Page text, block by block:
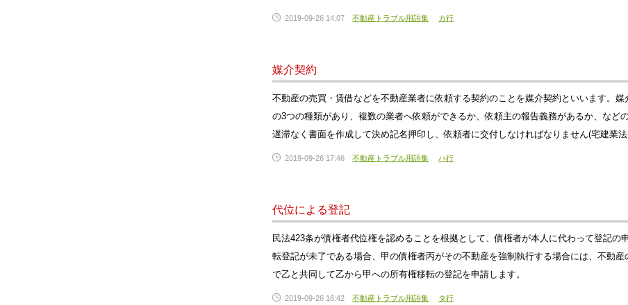
2019-09-26 14:07 不動産トラブル用語集 カ行
媒介契約
不動産の売買・賃借などを不動産業者に依頼する契約のことを媒介契約といいます。
の3つの種類があり、複数の業者へ依頼ができるか、依頼主の報告義務があるか、など
遅滞なく書面を作成して決め記名押印し、依頼者に交付しなければなりません(宅建業法
2019-09-26 17:46 不動産トラブル用語集 ハ行
代位による登記
民法423条が債権者代位権を認めることを根拠として、債権者が本人に代わって登記
転登記が未了である場合、甲の債権者丙がその不動産を強制執行する場合には、不動
で乙と共同して乙から甲への所有権移転の登記を申請します。
2019-09-26 16:42 不動産トラブル用語集 タ行